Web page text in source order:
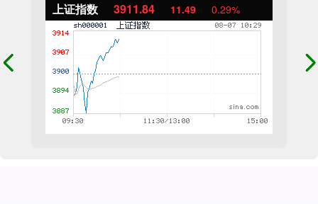
上证指数 3911.84 11.49 0.29%